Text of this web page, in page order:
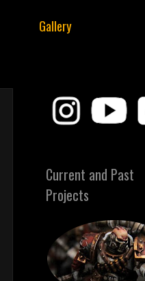
Gallery
Current and Past
Projects